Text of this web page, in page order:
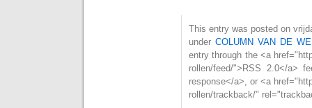
This entry was posted on
under COLUMN VAN DE
entry through the <a
rollen/feed/">RSS 2.0</a>
response</a>, or <a
rollen/trackback/"